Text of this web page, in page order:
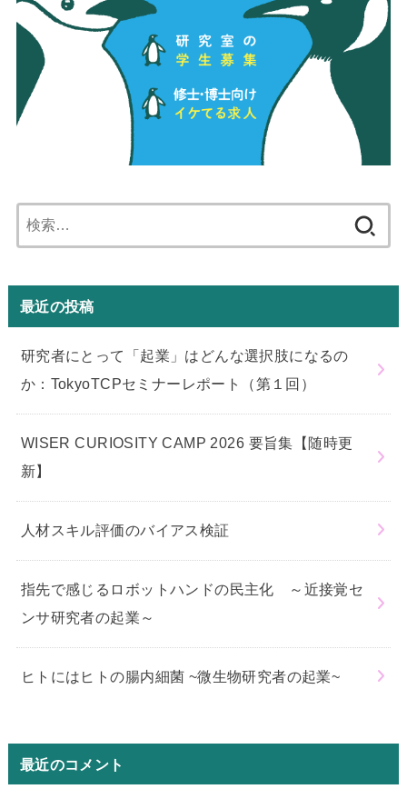
索:
最近の投稿
研究者にとって「起業」はどんな選択肢になるの
か：TokyoTCPセミナーレポート（第１回）
WISER CURIOSITY CAMP 2026 要旨集【随時更
新】
人材スキル評価のバイアス検証
指先で感じるロボットハンドの民主化 ～近接覚セ
ンサ研究者の起業～
ヒトにはヒトの腸内細菌 ~微生物研究者の起業~
最近のコメント